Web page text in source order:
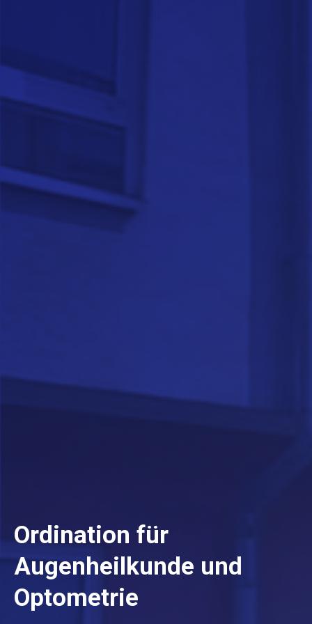
Ordination für
Augenheilkunde und
Optometrie